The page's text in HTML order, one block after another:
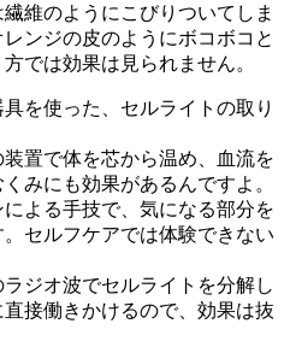
維のようにこびりついてしま
ンジの皮のようにボコボコと
では効果は見られません。
を使った、セルライトの取り
置で体を芯から温め、血流を
みにも効果があるんですよ。
よる手技で、気になる部分を
セルフケアでは体験できない
ジオ波でセルライトを分解し
接働きかけるので、効果は抜